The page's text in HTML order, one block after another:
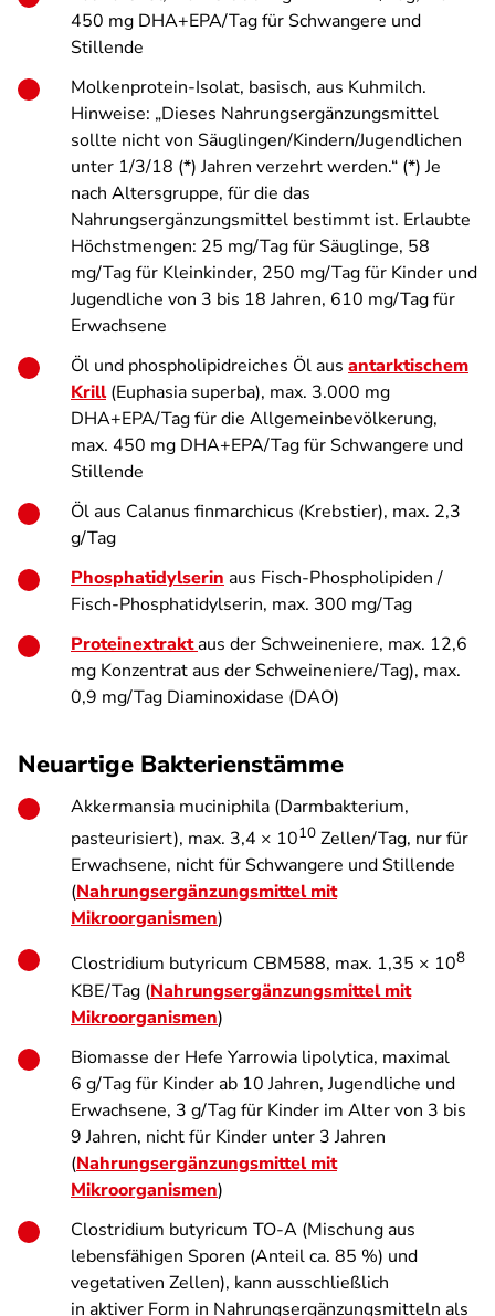
450 mg DHA+EPA/Tag für Schwangere und
Stillende
Molkenprotein-Isolat, basisch, aus Kuhmilch.
Hinweise: „Dieses Nahrungsergänzungsmittel
sollte nicht von Säuglingen/Kindern/Jugendlichen
unter 1/3/18 (*) Jahren verzehrt werden.“ (*) Je
nach Altersgruppe, für die das
Nahrungsergänzungsmittel bestimmt ist. Erlaubte
Höchstmengen: 25 mg/Tag für Säuglinge, 58
mg/Tag für Kleinkinder, 250 mg/Tag für Kinder und
Jugendliche von 3 bis 18 Jahren, 610 mg/Tag für
Erwachsene
Öl und phospholipidreiches Öl aus antarktischem
Krill(Euphasia superba), max. 3.000 mg
DHA+EPA/Tag für die Allgemeinbevölkerung,
max. 450 mg DHA+EPA/Tag für Schwangere und
Stillende
Öl aus Calanus finmarchicus (Krebstier), max. 2,3
g/Tag
Phosphatidylserin aus Fisch-Phospholipiden /
Fisch-Phosphatidylserin, max. 300 mg/Tag
Proteinextraktaus der Schweineniere, max. 12,6
mg Konzentrat aus der Schweineniere/Tag), max.
0,9 mg/Tag Diaminoxidase (DAO)
Neuartige Bakterienstämme
Akkermansia muciniphila (Darmbakterium,
pasteurisiert), max. 3,4 × 1010 Zellen/Tag, nur für
Erwachsene, nicht für Schwangere und Stillende
(Nahrungsergänzungsmittel mit
Mikroorganismen)
Clostridium butyricum CBM588, max. 1,35 × 108
KBE/Tag (Nahrungsergänzungsmittel mit
Mikroorganismen)
Biomasse der Hefe Yarrowia lipolytica, maximal
6 g/Tag für Kinder ab 10 Jahren, Jugendliche und
Erwachsene, 3 g/Tag für Kinder im Alter von 3 bis
9 Jahren, nicht für Kinder unter 3 Jahren
(Nahrungsergänzungsmittel mit
Mikroorganismen)
Clostridium butyricum TO-A (Mischung aus
lebensfähigen Sporen (Anteil ca. 85 %) und
vegetativen Zellen), kann ausschließlich
in aktiver Form in Nahrungsergänzungsmitteln als